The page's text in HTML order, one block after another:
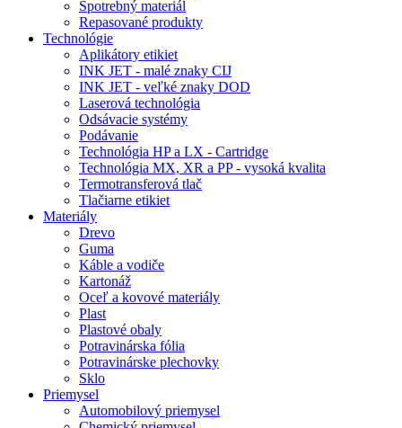
Spotrebný materiál
Repasované produkty
Technológie
Aplikátory etikiet
INK JET - malé znaky CIJ
INK JET - veľké znaky DOD
Laserová technológia
Odsávacie systémy
Podávanie
Technológia HP a LX - Cartridge
Technológia MX, XR a PP - vysoká kvalita
Termotransferová tlač
Tlačiarne etikiet
Materiály
Drevo
Guma
Káble a vodiče
Kartonáž
Oceľ a kovové materiály
Plast
Plastové obaly
Potravinárska fólia
Potravinárske plechovky
Sklo
Priemysel
Automobilový priemysel